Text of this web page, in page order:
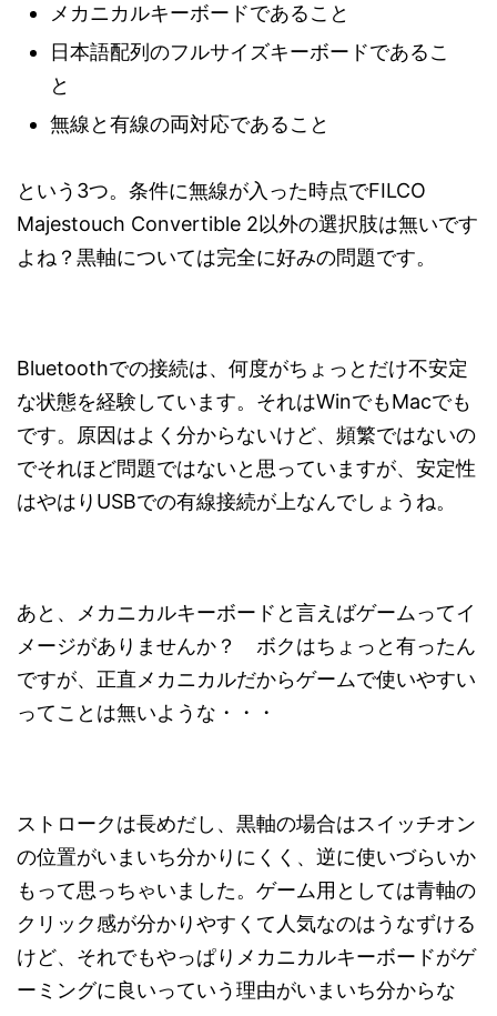
メカニカルキーボードであること
日本語配列のフルサイズキーボードであるこ
と
無線と有線の両対応であること
という3つ。条件に無線が入った時点でFILCO
Majestouch Convertible 2以外の選択肢は無いです
よね？黒軸については完全に好みの問題です。
Bluetoothでの接続は、何度がちょっとだけ不安定
な状態を経験しています。それはWinでもMacでも
です。原因はよく分からないけど、頻繁ではないの
でそれほど問題ではないと思っていますが、安定性
はやはりUSBでの有線接続が上なんでしょうね。
あと、メカニカルキーボードと言えばゲームってイ
メージがありませんか？ ボクはちょっと有ったん
ですが、正直メカニカルだからゲームで使いやすい
ってことは無いような・・・
ストロークは長めだし、黒軸の場合はスイッチオン
の位置がいまいち分かりにくく、逆に使いづらいか
もって思っちゃいました。ゲーム用としては青軸の
クリック感が分かりやすくて人気なのはうなずける
けど、それでもやっぱりメカニカルキーボードがゲ
ーミングに良いっていう理由がいまいち分からな